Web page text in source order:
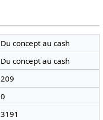
Du concept au cash
Du concept au cash
209
0
3191